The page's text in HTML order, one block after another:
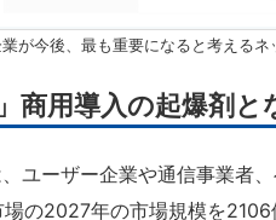
が今後、最も重要になると考える
商用導入の起爆剤
ユーザー企業や通信事業者
場の2027年の市場規模を